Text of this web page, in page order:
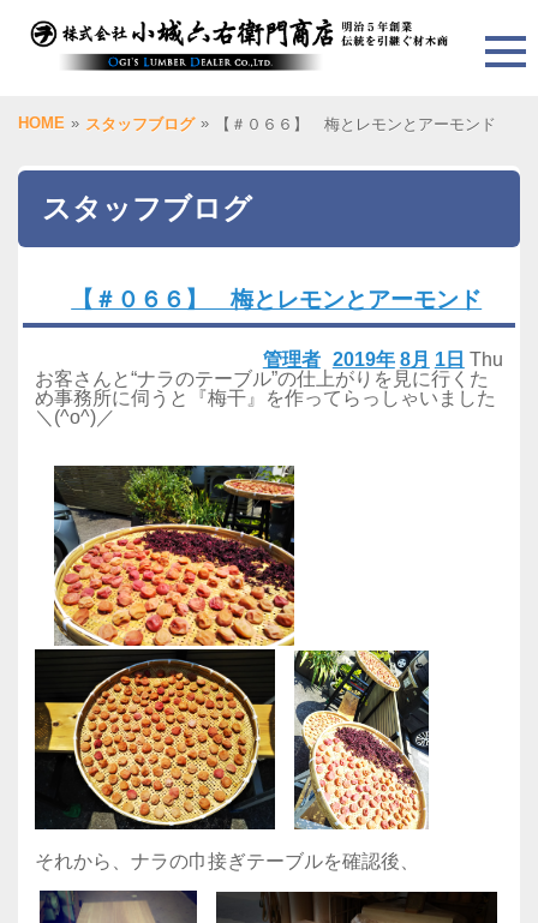
HOME » スタッフブログ » 【＃０６６】 梅とレモンとアーモンド
スタッフブログ
【＃０６６】 梅とレモンとアーモンド
2019年 8月 1日 Thu
管理者
お客さんと“ナラのテーブル”の仕上がりを見に行くた
め事務所に伺うと『梅干』を作ってらっしゃいました
＼(^o^)／
それから、ナラの巾接ぎテーブルを確認後、